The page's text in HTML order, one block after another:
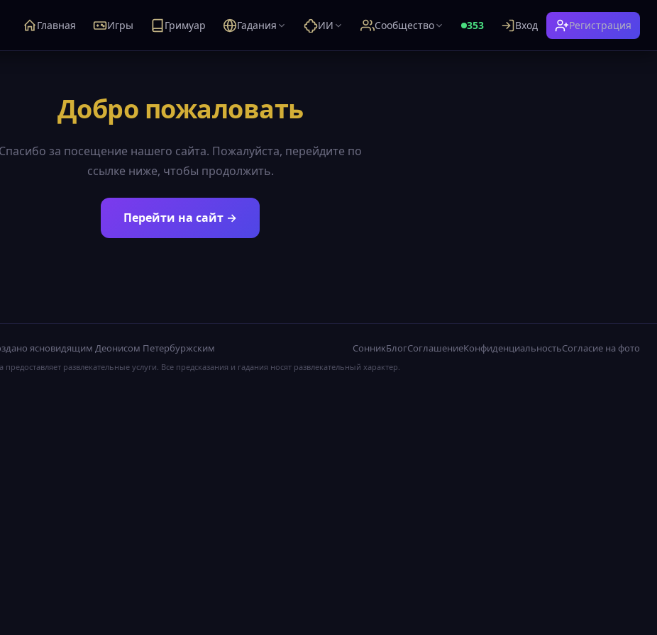
Главная Игры Гримуар Гадания ИИ Сообщество 353 Вход Регистрация
Добро пожаловать
Спасибо за посещение нашего сайта. Пожалуйста, перейдите по
ссылке ниже, чтобы продолжить.
Перейти на сайт →
ясновидящим Деонисом Петербуржским СонникБлогСоглашениеКонфиденциальностьСогласие на фото
предоставляет развлекательные услуги. Все предсказания и гадания носят развлекательный характер.